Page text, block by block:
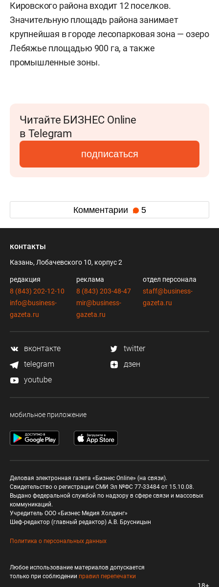
Кировского района входит 12 поселков.
Значительную площадь района занимает
крупнейшая в городе лесопарковая зона — озеро
Лебяжье площадью 900 га, а также
промышленные зоны.
Читайте БИЗНЕС Online
в Telegram
подписаться
Комментарии 5
контакты
Казань, Лобачевского 10, корпус 2
редакция
8 (843) 202-12-10
info@business-
gazeta.ru
реклама
8 (843) 203-48-47
mir@business-
gazeta.ru
отдел персонала
staff@business-
gazeta.ru
вконтакте
twitter
telegram
дзен
youtube
мобильное приложение
Деловая электронная газета «Бизнес Online» (на связи).
Свидетельство о регистрации СМИ Эл №ФС 77-33484 от 15.10.08.
Выдано федеральной службой по надзору в сфере связи и массовых
коммуникаций.
Учредитель ООО «Бизнес Медия Холдинг»
Шеф-редактор (главный редактор) А.В. Брусницын
Политика о персональных данных
Любое использование материалов допускается
только при соблюдении правил перепечатки